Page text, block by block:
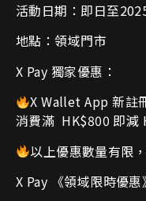
活動日期：即日至
地點：領域門市
X Pay 獨家優惠：
X Wallet App 新註
消費滿 HK$800 即減
以上優惠數量有限
X Pay 《領域限時優